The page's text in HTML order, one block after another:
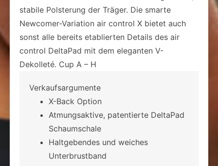
stabile Polsterung der Träger. Die smarte
Newcomer-Variation air control X bietet auch
sonst alle bereits etablierten Details des air
control DeltaPad mit dem eleganten V-
Dekolleté. Cup A – H
Verkaufsargumente
X-Back Option
Atmungsaktive, patentierte DeltaPad
Schaumschale
Haltgebendes und weiches
Unterbrustband